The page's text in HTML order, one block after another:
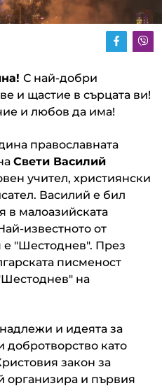
С най-добри
и щастие в сърцата ви!
и любов да има!
православната
Свети Василий
учител, християнски
Василий е бил
в малоазийската
известното от
е "Шестоднев". През
писменост
на
и идеята за
добротворство като
закон за
организира и първия